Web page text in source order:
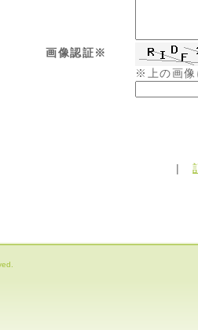
画像認証※
※上の画像
|